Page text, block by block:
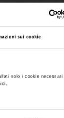
sui cookie
solo i cookie necessari